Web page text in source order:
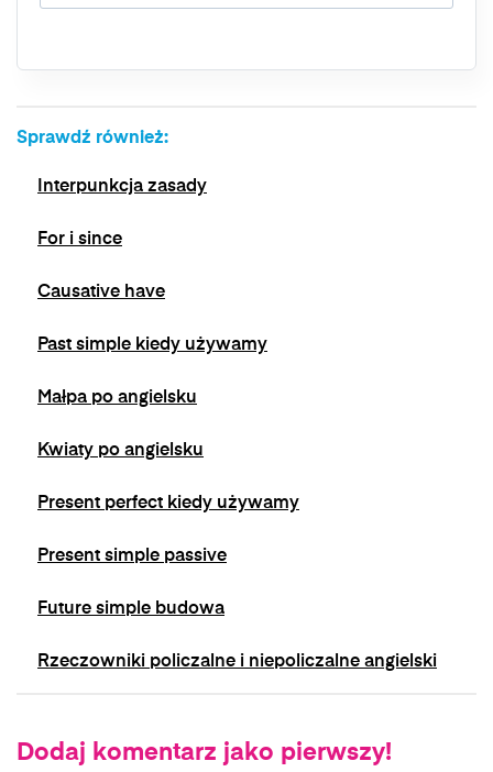
bez wpływu na zgodność z prawem
jest możliwe poprzez kontakt z Administratorem
naciśniecie przycisku "wypisz się" znajdującego
Sprawdź również:
Interpunkcja zasady
For i since
Causative have
Past simple kiedy używamy
Małpa po angielsku
Kwiaty po angielsku
Present perfect kiedy używamy
Present simple passive
Future simple budowa
Rzeczowniki policzalne i niepoliczalne angielski
Dodaj komentarz jako pierwszy!